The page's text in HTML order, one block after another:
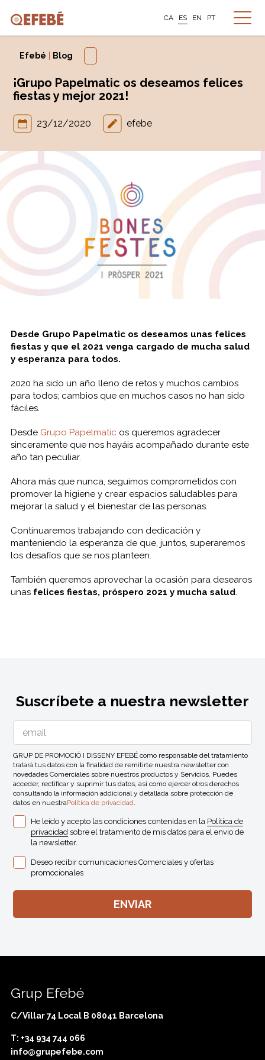
CA ES EN PT
Efebé Blog
¡Grupo Papelmatic os deseamos felices
fiestas y mejor 2021!
23/12/2020 efebe
Desde Grupo Papelmatic os deseamos unas felices
fiestas y que el 2021 venga cargado de mucha salud
y esperanza para todos.
2020 ha sido un año lleno de retos y muchos cambios
para todos; cambios que en muchos casos no han sido
fáciles.
Desde Grupo Papelmatic os queremos agradecer
sinceramente que nos hayáis acompañado durante este
año tan peculiar.
Ahora más que nunca, seguimos comprometidos con
promover la higiene y crear espacios saludables para
mejorar la salud y el bienestar de las personas.
Continuaremos trabajando con dedicación y
manteniendo la esperanza de que, juntos, superaremos
los desafíos que se nos planteen.
También queremos aprovechar la ocasión para desearos
unas felices fiestas, próspero 2021 y mucha salud.
Suscríbete a nuestra newsletter
GRUP DE PROMOCIÓ I DISSENY EFEBÉ como responsable del tratamiento
tratará tus datos con la finalidad de remitirte nuestra newsletter con
novedades Comerciales sobre nuestros productos y Servicios. Puedes
acceder, rectificar y suprimir tus datos, así como ejercer otros derechos
consultando la información addicional y detallada sobre protección de
datos en nuestraPolítica de privacidad.
He leído y acepto las condiciones contenidas en la Política de
privacidad sobre el tratamiento de mis datos para el envio de
la newsletter.
Deseo recibir comunicaciones Comerciales y ofertas
promocionales
Grup Efebé
C/Villar 74 Local B 08041 Barcelona
T: +34 934 744 066
info@grupefebe.com